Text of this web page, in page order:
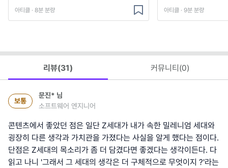
아티클 · 8분 분량 아티클 · 9분 분량
리뷰(31) 커뮤니티(0)
보통
문진* 님
소프트웨어 엔지니어
콘텐츠에서 좋았던 점은 일단 Z세대가 내가 속한 밀레니엄 세대와
굉장히 다른 생각과 가치관을 가졌다는 사실을 알게 했다는 점이다.
단점은 Z세대의 목소리가 좀 더 담겼다면 좋겠다는 생각이든다. 다
읽고 나니 '그래서 그 세대의 생각은 더 구체적으로 무엇이지 ?'라는